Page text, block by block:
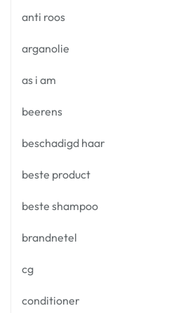
anti roos
arganolie
as i am
beerens
beschadigd haar
beste product
beste shampoo
brandnetel
cg
conditioner